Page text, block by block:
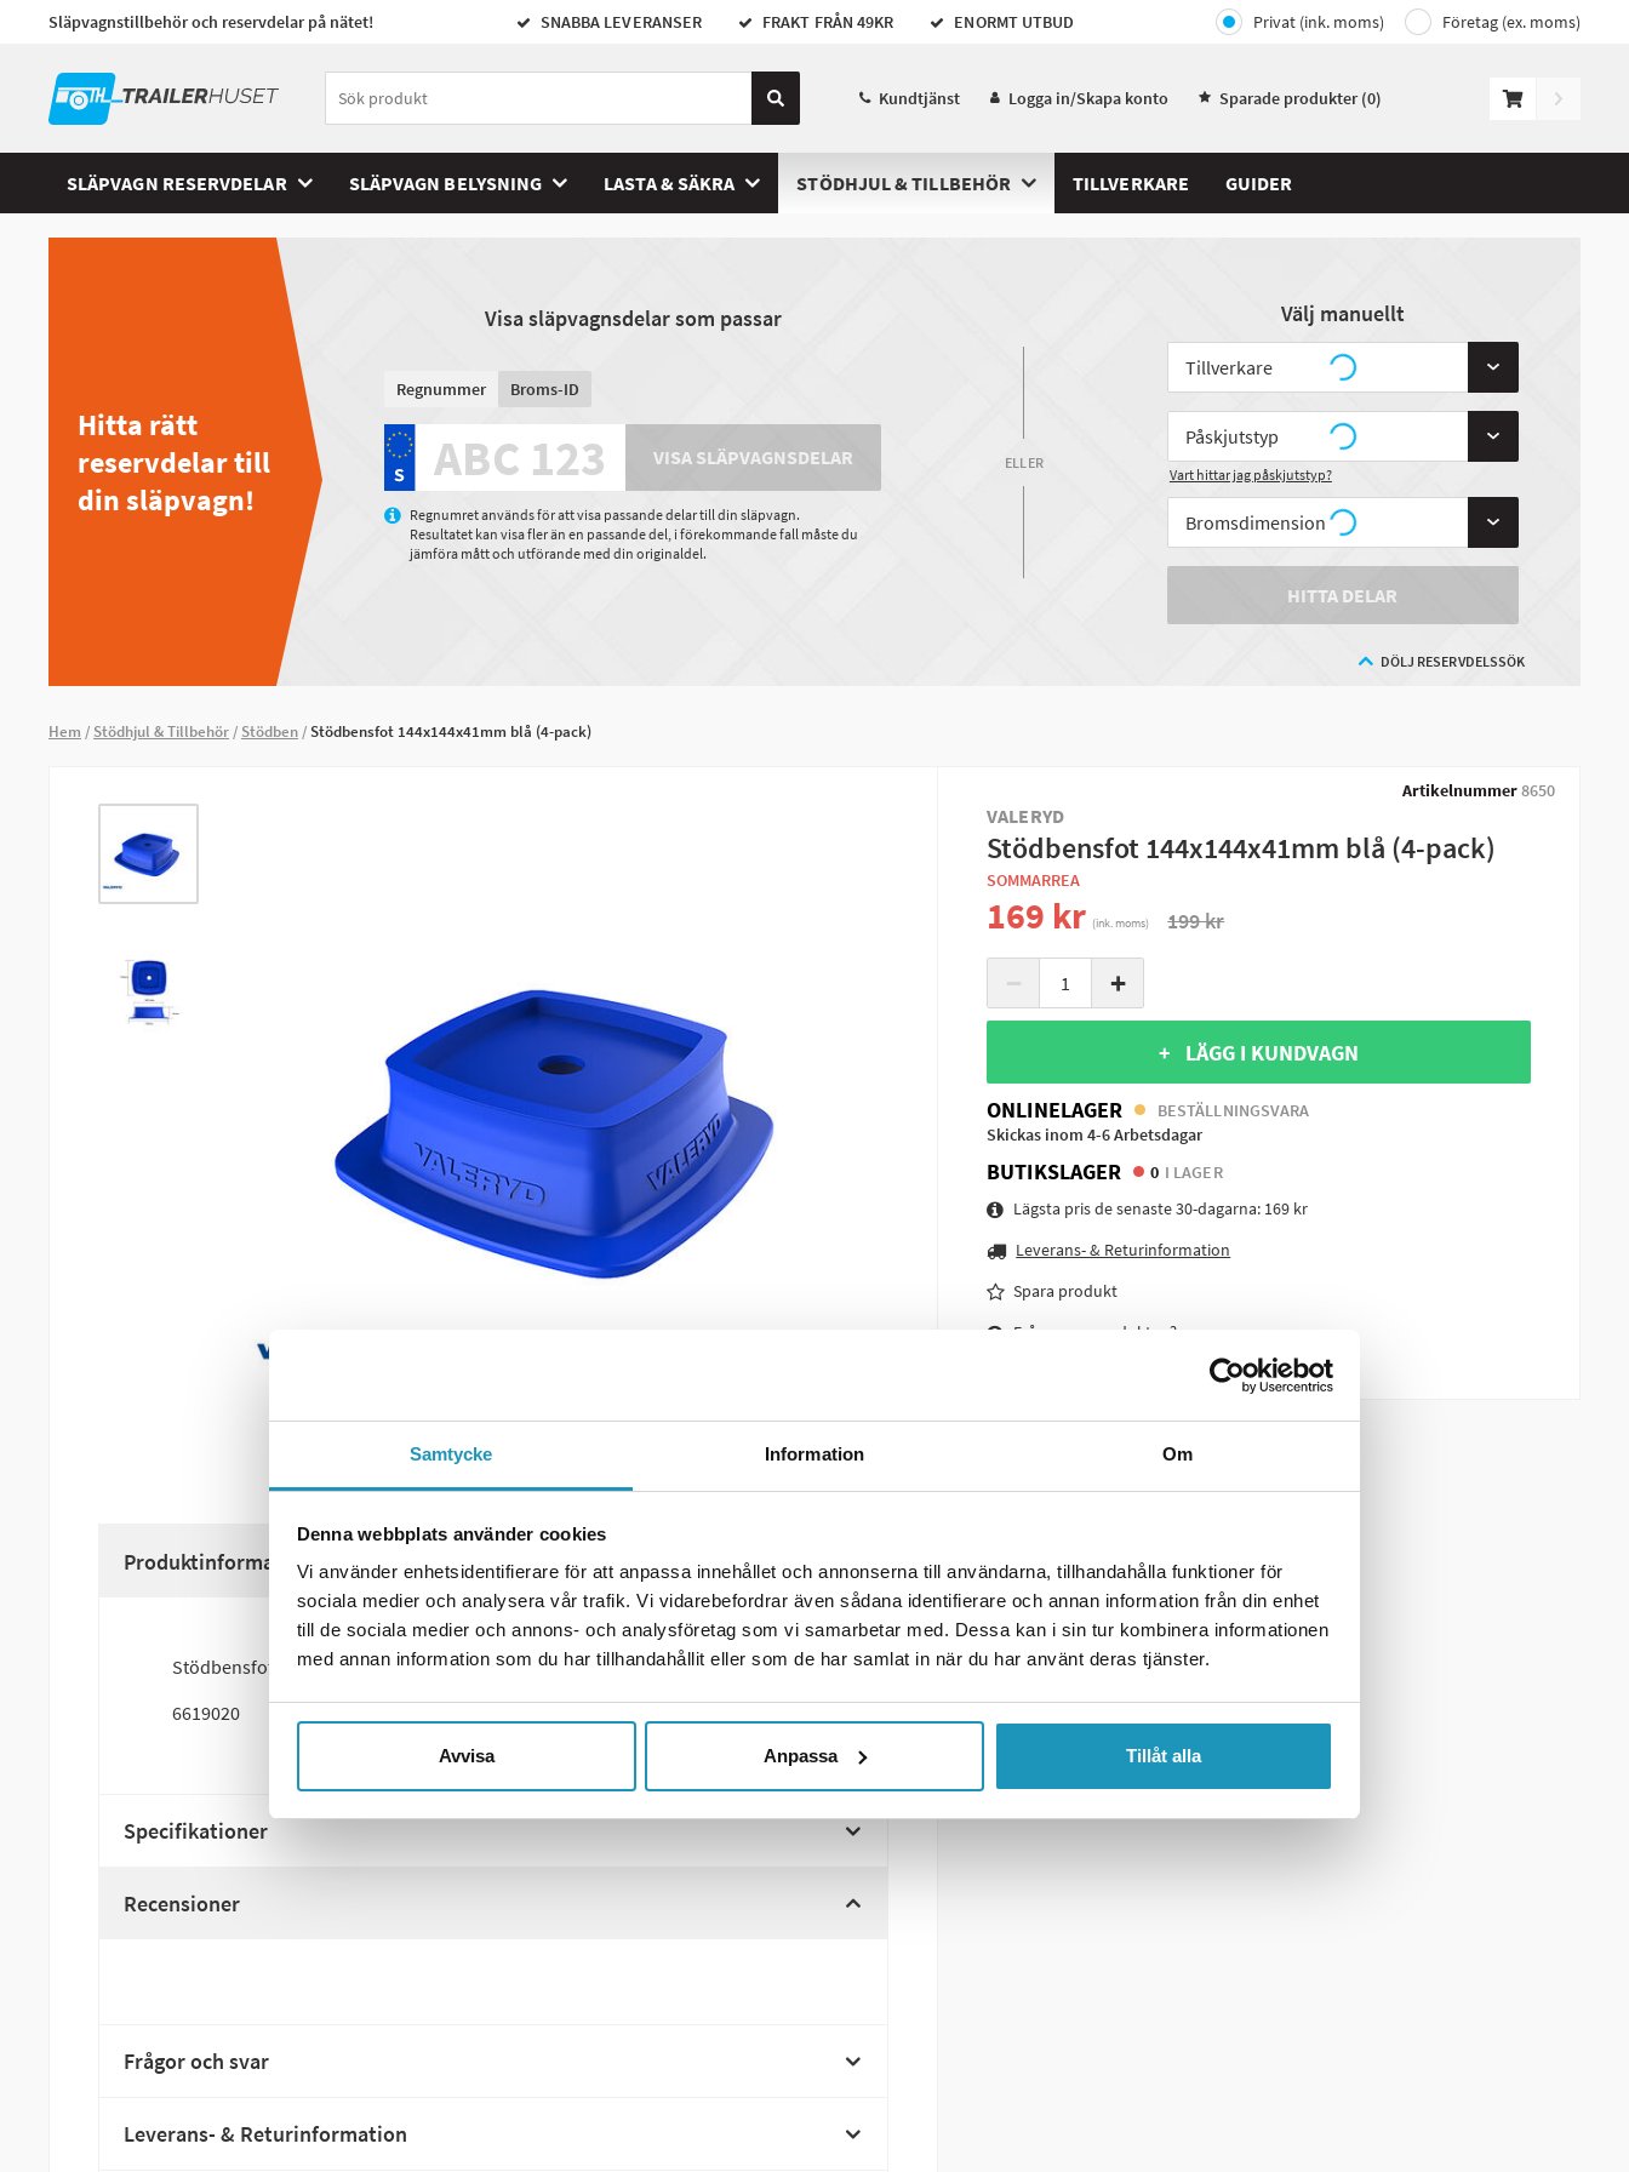
Samtycke Information Om
Denna webbplats använder cookies
Vi använder enhetsidentifierare för att anpassa innehållet och annonserna till användarna, tillhandahålla funktioner för
sociala medier och analysera vår trafik. Vi vidarebefordrar även sådana identifierare och annan information från din enhet
till de sociala medier och annons- och analysföretag som vi samarbetar med. Dessa kan i sin tur kombinera informationen
med annan information som du har tillhandahållit eller som de har samlat in när du har använt deras tjänster.
Avvisa Anpassa Tillåt alla
Släpvagnstillbehör och reservdelar på nätet! SNABBA LEVERANSER FRAKT FRÅN 49KR ENORMT UTBUD Privat (ink. moms) Företag (ex. moms)
Kundtjänst Logga in/Skapa konto Sparade produkter (0)
SLÄPVAGN RESERVDELAR SLÄPVAGN BELYSNING LASTA & SÄKRA STÖDHJUL & TILLBEHÖR TILLVERKARE GUIDER
Hitta rätt
reservdelar till
din släpvagn!
Visa släpvagnsdelar som passar
Regnummer Broms-ID
VISA SLÄPVAGNSDELAR
Regnumret används för att visa passande delar till din släpvagn.
Resultatet kan visa fler än en passande del, i förekommande fall måste du
jämföra mått och utförande med din originaldel.
ELLER
Välj manuellt
Vart hittar jag påskjutstyp?
HITTA DELAR
DÖLJ RESERVDELSSÖK
Hem Stödhjul & Tillbehör Stödben Stödbensfot 144x144x41mm blå (4-pack)
Artikelnummer8650
VALERYD
Stödbensfot 144x144x41mm blå (4-pack)
SOMMARREA
169 kr (ink. moms) 199 kr
− +
+ LÄGG I KUNDVAGN
ONLINELAGER
BESTÄLLNINGSVARA
Skickas inom 4-6 Arbetsdagar
BUTIKSLAGER 0 I LAGER
Lägsta pris de senaste 30-dagarna: 169 kr
Leverans- & Returinformation
Spara produkt
Frågor om produkten?
Produktinformation
Stödbensfot till stödben.
6619020
Specifikationer
Recensioner
Frågor och svar
Leverans- & Returinformation